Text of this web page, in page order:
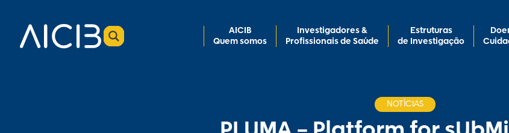
AICIB
Quem somos
Investigadores &
Profissionais de Saúde
Estruturas
de Investigação
NOTÍCIAS